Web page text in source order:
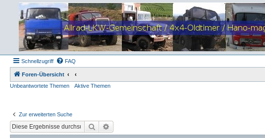
Schnellzugriff FAQ
Foren-Übersicht
Unbeantwortete Themen
Aktive Themen
Zur erweiterten Suche
Suche